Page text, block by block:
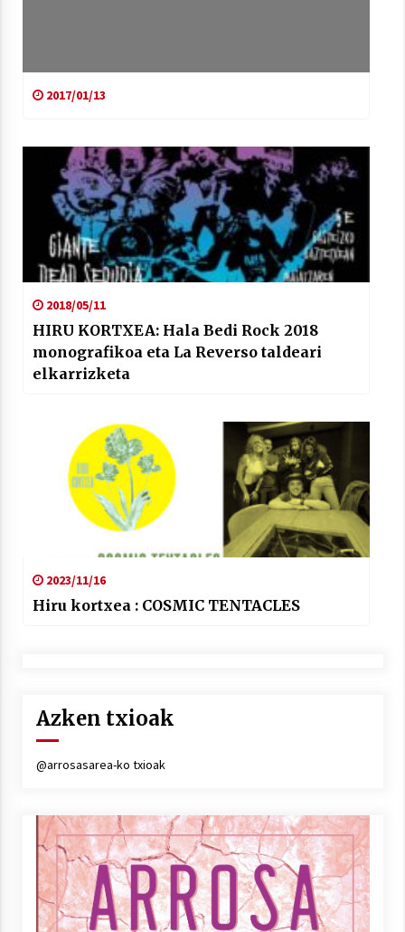
2017/01/13
2018/05/11
HIRU KORTXEA: Hala Bedi Rock 2018
monografikoa eta La Reverso taldeari
elkarrizketa
2023/11/16
Hiru kortxea : COSMIC TENTACLES
Azken txioak
@arrosasarea-ko txioak